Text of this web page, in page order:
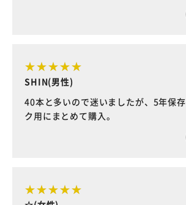
SHIN(男性)
40本と多いので迷いましたが、5年保
ク用にまとめて購入。